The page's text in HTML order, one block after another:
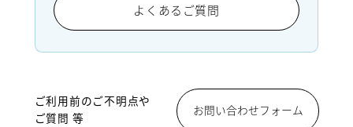
よくあるご質問
ご利用前のご不明点や
ご質問 等
お問い合わせフォーム